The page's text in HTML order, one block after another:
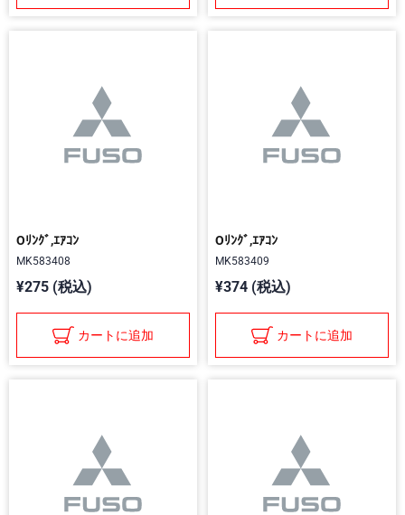
Oﾘﾝｸﾞ,ｴｱｺﾝ
MK583408
¥275 (税込)
カートに追加
Oﾘﾝｸﾞ,ｴｱｺﾝ
MK583409
¥374 (税込)
カートに追加